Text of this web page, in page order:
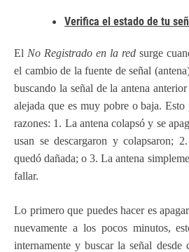
Verifica el estado de tu
El No Registrado en la red surge
el cambio de la fuente de señal
buscando la señal de la antena
alejada que es muy pobre o baja. Esto
razones: 1. La antena colapsó y se
usan se descargaron y colapsaron;
quedó dañada; o 3. La antena
fallar.
Lo primero que puedes hacer es
nuevamente a los pocos minutos,
internamente y buscar la señal desde